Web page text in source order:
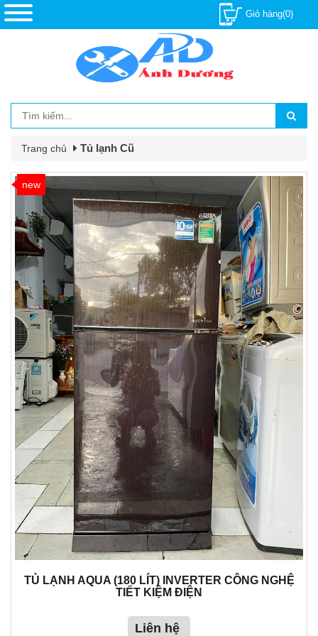
Giỏ hàng(0)
Trang chủ Tủ lạnh Cũ
new
TỦ LẠNH AQUA (180 LÍT) INVERTER CÔNG NGHỆ
TIẾT KIỆM ĐIỆN
Liên hệ